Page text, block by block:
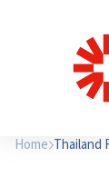
Home Thailand